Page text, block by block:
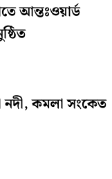
আন্তঃওয়ার্ড
নদী, কমলা সংকেত